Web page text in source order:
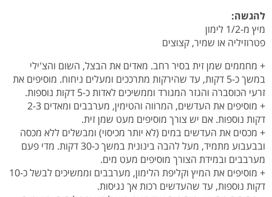
להגשה:
מיץ מ-1/2 לימון
פטרוזיליה או שמיר, קצוצים
+ מחממים שמן זית בסיר רחב. מאדים את הבצל, השום והצ'ילי
במשך כ-5 דקות, עד שהירקות מתרככים ומעלים ניחוח. מוסיפים את
זרעי הכוסברה והגזר המגורד וממשיכים לאדות כ-5 דקות נוספות.
+ מוסיפים את העדשים, המרווה והטימין, מערבבים ומאדים 2-3
דקות נוספות. אם יש צורך מוסיפים מעט שמן זית.
+ מכסים את העדשים במים (לא יותר מכיסוי) ומבשלים ללא מכסה
ובבעבוע מתמיד, מעל להבה בינונית במשך כ-30 דקות. מדי פעם
מערבבים ובמידת הצורך מוסיפים מעט מים.
+ מוסיפים את המיץ וקליפת הלימון, מערבבים וממשיכים לבשל כ-10
דקות נוספות, עד שהעדשים רכות אך נגיסות.